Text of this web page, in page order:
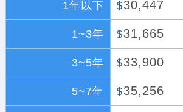
1年以下 $30,447
1~3年 $31,665
3~5年 $33,900
5~7年 $35,256